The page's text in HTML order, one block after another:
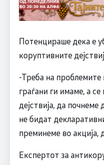
Потенцираше дека е
коруптивните
-Треба на
граѓани ги имаме, а
дејствија, да
не бидат
преминеме во акција,
Експертот за